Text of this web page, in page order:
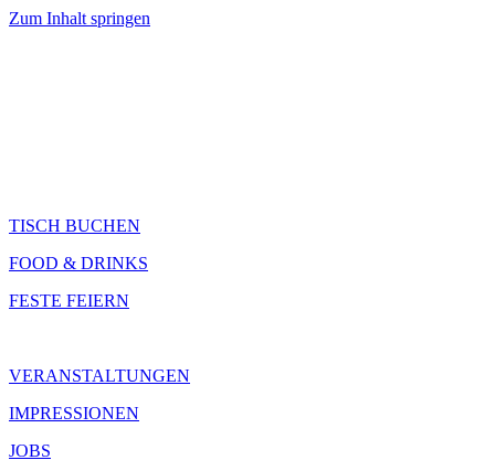
Zum Inhalt springen
TISCH BUCHEN
FOOD & DRINKS
FESTE FEIERN
VERANSTALTUNGEN
IMPRESSIONEN
JOBS